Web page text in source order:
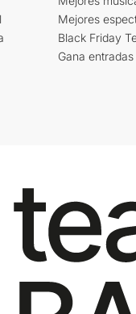
Mejores
Black Friday
Gana